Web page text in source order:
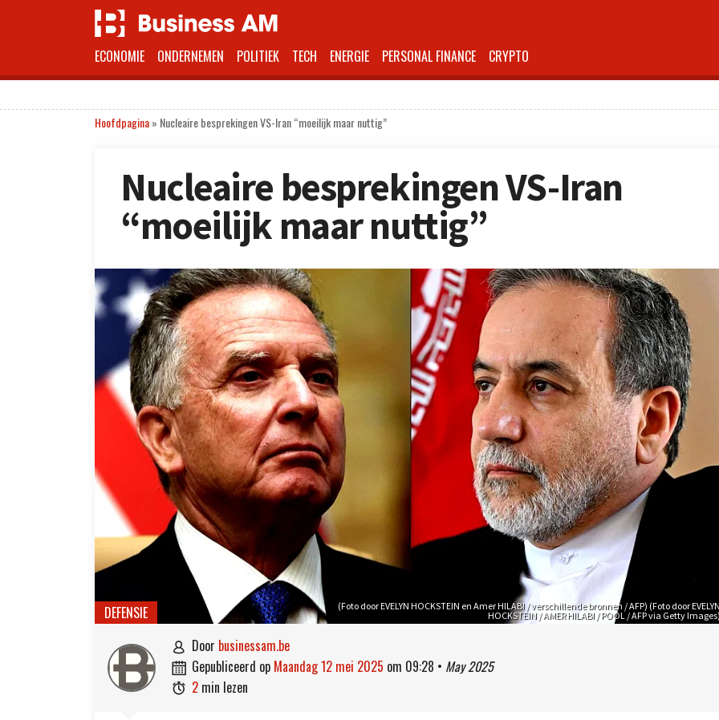
ECONOMIE ONDERNEMEN POLITIEK TECH ENERGIE PERSONAL FINANCE CRYPTO
Hoofdpagina» Nucleaire besprekingen VS-Iran “moeilijk maar nuttig”
Nucleaire besprekingen VS-Iran
“moeilijk maar nuttig”
(Foto door EVELYN HOCKSTEIN en Amer HILABI / verschillende bronnen / AFP) (Foto door EVELYN
HOCKSTEIN / AMER HILABI / POOL / AFP via Getty Images)
DEFENSIE
 door businessam.be
 gepubliceerd op maandag 12 mei 2025 om 09:28 • May 2025
 2 min lezen